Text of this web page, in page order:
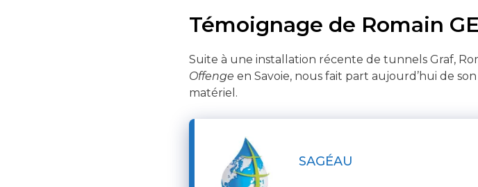
Témoignage de Romain
Suite à une installation récente de tunnels Graf,
Offenge en Savoie, nous fait part aujourd’hui de
matériel.
SAGÉAU